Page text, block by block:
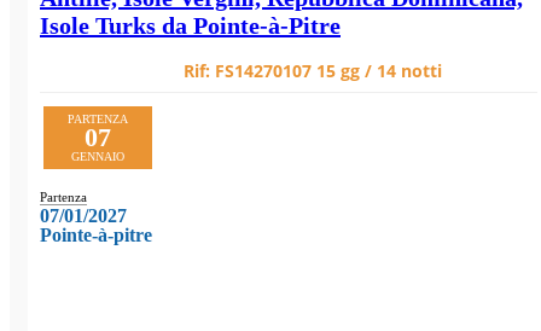
Isole Turks da Pointe-à-Pitre
Rif: FS14270107 15 gg / 14 notti
PARTENZA
07
GENNAIO
Partenza
07/01/2027
Pointe-à-pitre